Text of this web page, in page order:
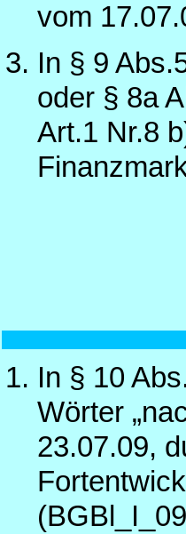
vom
In § 9
oder § 8a
Art.1 Nr.8
In § 10
Wörter
23.07.09,